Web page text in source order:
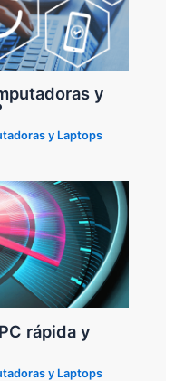
y
y Laptops
rápida y
y Laptops